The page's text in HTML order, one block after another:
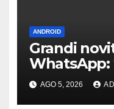
ANDROID
Grandi
WhatsApp:
chat di
AGO 5, 2026